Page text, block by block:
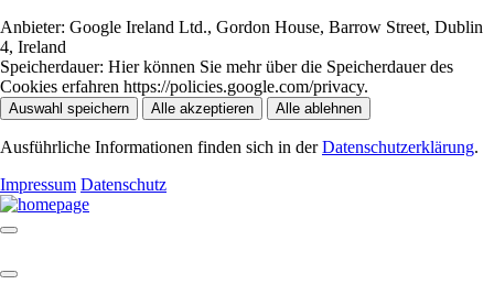
Anbieter: Google Ireland Ltd., Gordon House, Barrow Street, Dublin
4, Ireland
Speicherdauer: Hier können Sie mehr über die Speicherdauer des
Cookies erfahren https://policies.google.com/privacy.
Auswahl speichern Alle akzeptieren Alle ablehnen
Ausführliche Informationen finden sich in derDatenschutzerklärung.
Impressum Datenschutz